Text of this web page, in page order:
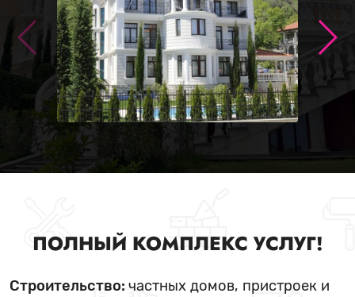
ПОЛНЫЙ КОМПЛЕКС УСЛУГ!
Строительство: частных домов, пристроек и